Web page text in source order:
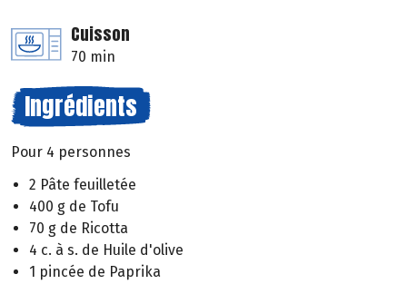
Cuisson
70 min
Ingrédients
Pour 4 personnes
2 Pâte feuilletée
400 g de Tofu
70 g de Ricotta
4 c. à s. de Huile d'olive
1 pincée de Paprika